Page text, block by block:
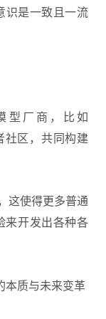
识是一致且一流
型厂商，比如
社区，共同构建
这使得更多普通
来开发出各种各